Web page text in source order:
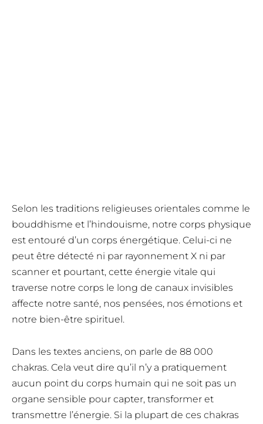
Selon les traditions religieuses orientales comme le
bouddhisme et l’hindouisme, notre corps physique
est entouré d’un corps énergétique. Celui-ci ne
peut être détecté ni par rayonnement X ni par
scanner et pourtant, cette énergie vitale qui
traverse notre corps le long de canaux invisibles
affecte notre santé, nos pensées, nos émotions et
notre bien-être spirituel.
Dans les textes anciens, on parle de 88 000
chakras. Cela veut dire qu’il n’y a pratiquement
aucun point du corps humain qui ne soit pas un
organe sensible pour capter, transformer et
transmettre l’énergie. Si la plupart de ces chakras